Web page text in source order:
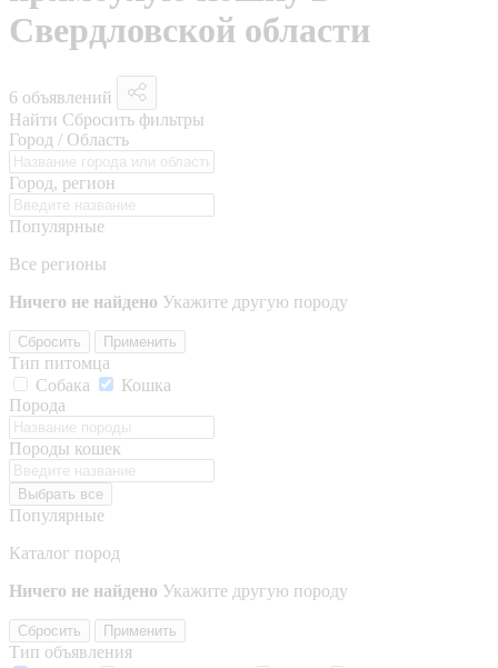
Свердловской области
6 объявлений
Найти Сбросить фильтры
Город / Область
Город, регион
Популярные
Все регионы
Ничего не найдено Укажите другую породу
Сбросить Применить
Тип питомца
Собака
Кошка
Порода
Породы кошек
Выбрать все
Популярные
Каталог пород
Ничего не найдено Укажите другую породу
Сбросить Применить
Тип объявления